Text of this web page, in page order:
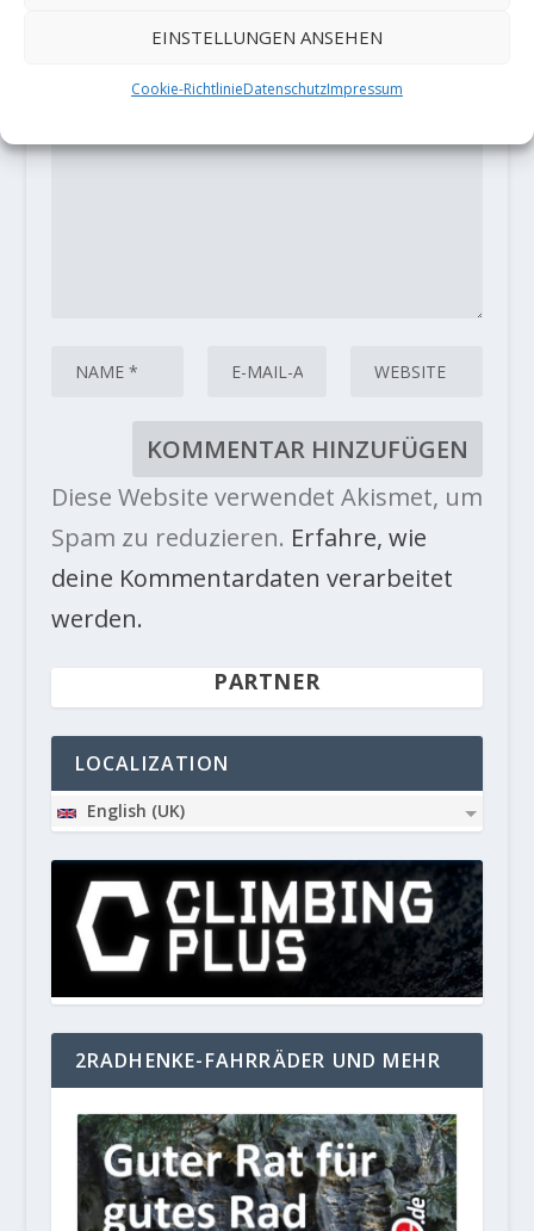
EINSTELLUNGEN ANSEHEN
Cookie-RichtlinieDatenschutzImpressum
veröffentlicht. Erforderliche Felder
*markiert
Diese Website verwendet Akismet, um
Spam zu reduzieren. Erfahre, wie
deine Kommentardaten verarbeitet
werden.
PARTNER
LOCALIZATION
English (UK)
2RADHENKE-FAHRRÄDER UND MEHR